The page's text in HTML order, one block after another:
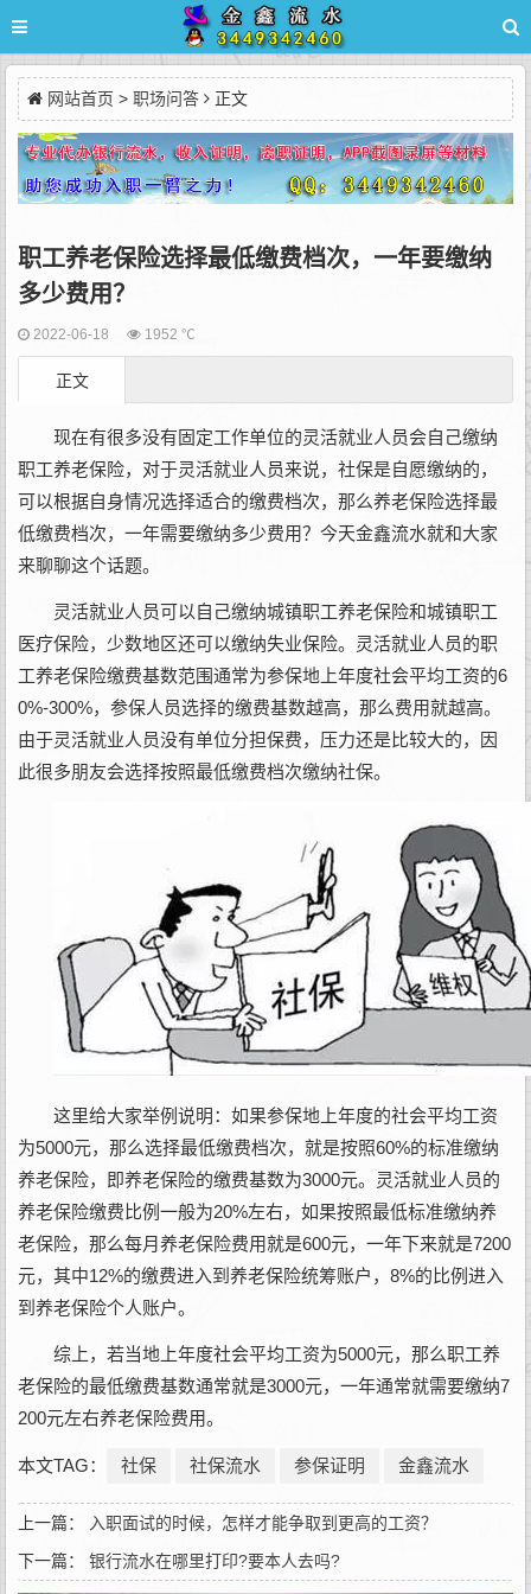
网站首页 > 职场问答 正文
职工养老保险选择最低缴费档次，一年要缴纳
多少费用？
2022-06-18 1952 ℃
正文
现在有很多没有固定工作单位的灵活就业人员会自己缴纳
职工养老保险，对于灵活就业人员来说，社保是自愿缴纳的，
可以根据自身情况选择适合的缴费档次，那么养老保险选择最
低缴费档次，一年需要缴纳多少费用？今天金鑫流水就和大家
来聊聊这个话题。
灵活就业人员可以自己缴纳城镇职工养老保险和城镇职工
医疗保险，少数地区还可以缴纳失业保险。灵活就业人员的职
工养老保险缴费基数范围通常为参保地上年度社会平均工资的6
0%-300%，参保人员选择的缴费基数越高，那么费用就越高。
由于灵活就业人员没有单位分担保费，压力还是比较大的，因
此很多朋友会选择按照最低缴费档次缴纳社保。
这里给大家举例说明：如果参保地上年度的社会平均工资
为5000元，那么选择最低缴费档次，就是按照60%的标准缴纳
养老保险，即养老保险的缴费基数为3000元。灵活就业人员的
养老保险缴费比例一般为20%左右，如果按照最低标准缴纳养
老保险，那么每月养老保险费用就是600元，一年下来就是7200
元，其中12%的缴费进入到养老保险统筹账户，8%的比例进入
到养老保险个人账户。
综上，若当地上年度社会平均工资为5000元，那么职工养
老保险的最低缴费基数通常就是3000元，一年通常就需要缴纳7
200元左右养老保险费用。
本文TAG： 社保 社保流水 参保证明 金鑫流水
上一篇：
入职面试的时候，怎样才能争取到更高的工资？
下一篇： 银行流水在哪里打印?要本人去吗?